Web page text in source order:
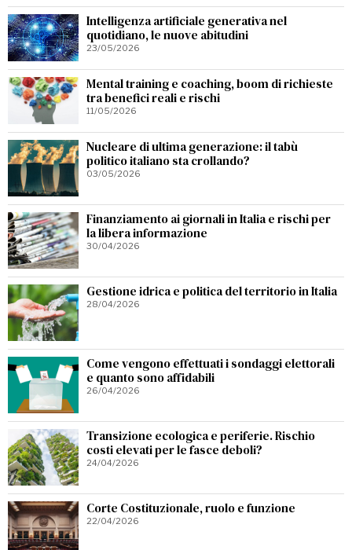
Intelligenza artificiale generativa nel
quotidiano, le nuove abitudini
23/05/2026
Mental training e coaching, boom di richieste
tra benefici reali e rischi
11/05/2026
Nucleare di ultima generazione: il tabù
politico italiano sta crollando?
03/05/2026
Finanziamento ai giornali in Italia e rischi per
la libera informazione
30/04/2026
Gestione idrica e politica del territorio in Italia
28/04/2026
Come vengono effettuati i sondaggi elettorali
e quanto sono affidabili
26/04/2026
Transizione ecologica e periferie. Rischio
costi elevati per le fasce deboli?
24/04/2026
Corte Costituzionale, ruolo e funzione
22/04/2026